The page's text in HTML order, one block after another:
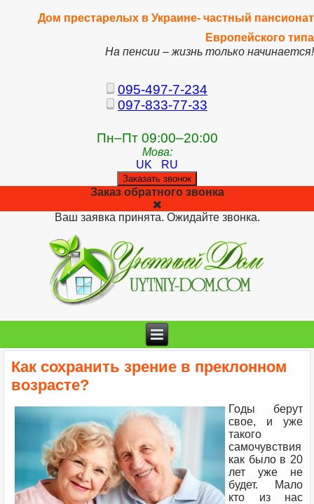
Дом престарелых в Украине- частный пансионат
Европейского типа
На пенсии – жизнь только начинается!
095-497-7-234
097-833-77-33
Пн–Пт 09:00–20:00
Мова:
UK
RU
Заказать звонок
Заказ обратного звонка
Ваш заявка принята. Ожидайте звонка.
Как сохранить зрение в преклонном
возрасте?
Годы берут
свое, и уже
такого
самочувствия
как было в 20
лет уже не
будет. Мало
кто из нас